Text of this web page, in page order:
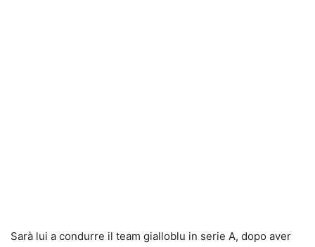
Sarà lui a condurre il team gialloblu in serie A, dopo aver